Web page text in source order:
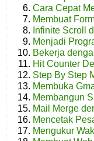
Cara Cepat
Membuat
Infinite Scroll
Menjadi
Bekerja
Hit Counter
Step By Step
Membuka
Membangun
Mail Merge
Mencetak
Mengukur